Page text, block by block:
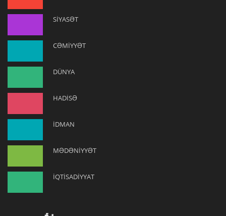
SİYASƏT
CƏMİYYƏT
DÜNYA
HADİSƏ
İDMAN
MƏDƏNİYYƏT
İQTİSADİYYAT